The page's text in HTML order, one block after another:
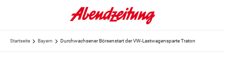
Startseite Bayern Durchwachsener Börsenstart der VW-Lastwagensparte Traton